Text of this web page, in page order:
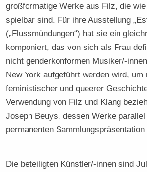
großformatige Werke aus Filz, die
spielbar sind. Für ihre Ausstellung
(„Flussmündungen“) hat sie ein
komponiert, das von sich als Frau
nicht genderkonformen Musiker/-
New York aufgeführt werden wird, um
feministischer und queerer
Verwendung von Filz und Klang
Joseph Beuys, dessen Werke
permanenten
Die beteiligten Künstler/-innen sind